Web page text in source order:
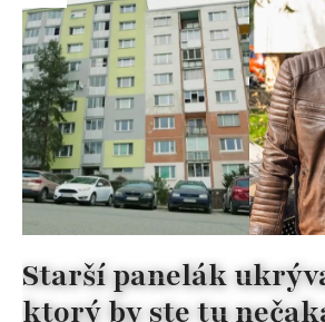
Starší panelák
ktorý by ste tu